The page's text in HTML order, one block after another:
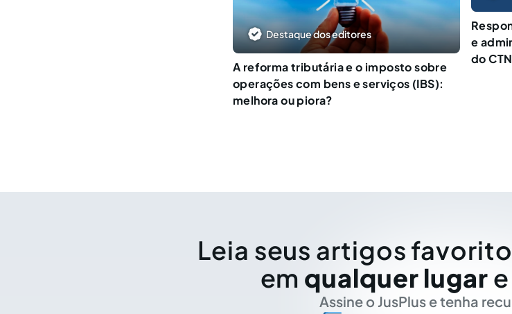
Destaque dos editores
A reforma tributária e o imposto sobre
operações com bens e serviços (IBS):
melhora ou piora?
e
do CTN
Leia seus artigos
em qualquer lugar e
Assine o JusPlus e tenha